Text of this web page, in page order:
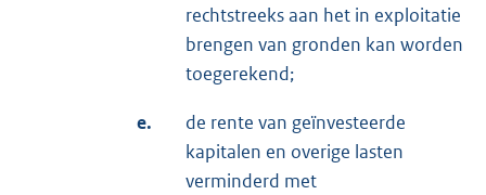
rechtstreeks aan het in exploitatie
brengen van gronden kan worden
toegerekend;
e.
de rente van geïnvesteerde
kapitalen en overige lasten
verminderd met